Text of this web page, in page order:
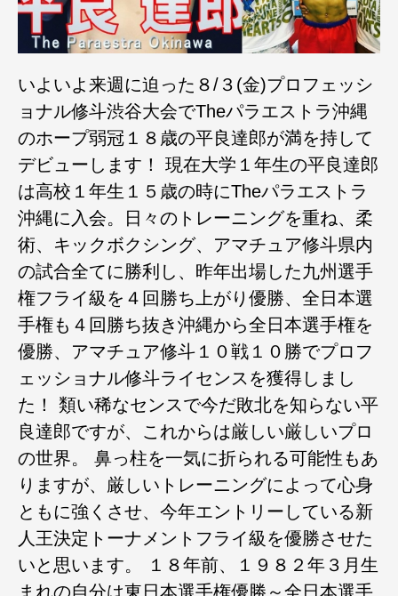
いよいよ来週に迫った８/３(金)プロフェッシ
ョナル修斗渋谷大会でTheパラエストラ沖縄
のホープ弱冠１８歳の平良達郎が満を持して
デビューします！ 現在大学１年生の平良達郎
は高校１年生１５歳の時にTheパラエストラ
沖縄に入会。日々のトレーニングを重ね、柔
術、キックボクシング、アマチュア修斗県内
の試合全てに勝利し、昨年出場した九州選手
権フライ級を４回勝ち上がり優勝、全日本選
手権も４回勝ち抜き沖縄から全日本選手権を
優勝、アマチュア修斗１０戦１０勝でプロフ
ェッショナル修斗ライセンスを獲得しまし
た！ 類い稀なセンスで今だ敗北を知らない平
良達郎ですが、これからは厳しい厳しいプロ
の世界。 鼻っ柱を一気に折られる可能性もあ
りますが、厳しいトレーニングによって心身
ともに強くさせ、今年エントリーしている新
人王決定トーナメントフライ級を優勝させた
いと思います。 １８年前、１９８２年３月生
まれの自分は東日本選手権優勝～全日本選手